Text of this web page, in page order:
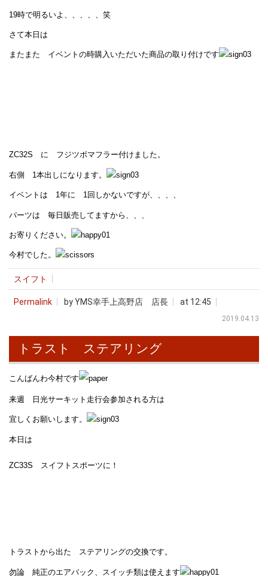
19時で明るいよ、、、、、笑
さて本日は
またまた イベントの時購入いただいた商品の取り付けです
ZC32S に フジツボマフラー付けました。
右側 1本出しになります。
イベントは 1年に 1回しかないですが、、、、
パーツは 毎日販売してますから、、、
お寄りください。
今村でした。
スイフト
Permalink by YMS幸手上高野店 店長 at 12:45
2019.04.13
トラスト ステアリング
こんばんわ今村です
来週 日光サーキット走行会参加される方は
宜しくお願いします。
本日は
ZC33S スイフトスポーツに！
トラストから出た ステアリングの交換です。
勿論 純正のエアバック、スイッチ類は使えます